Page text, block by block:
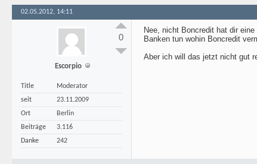
02.05.2012, 14:11
Escorpio
Title
Moderator
seit
23.11.2009
Ort
Berlin
Beiträge
3.116
Danke
242
0
Nee, nicht Boncredit hat dir
Banken tun wohin Boncredit
Aber ich will das jetzt nicht gut